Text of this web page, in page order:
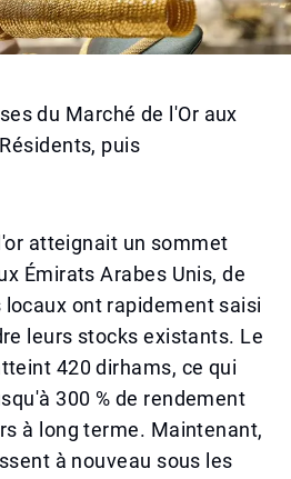
du Marché de l'Or aux
puis
atteignait un sommet
Émirats Arabes Unis, de
ont rapidement saisi
leurs stocks existants. Le
420 dirhams, ce qui
300 % de rendement
à long terme. Maintenant,
à nouveau sous les